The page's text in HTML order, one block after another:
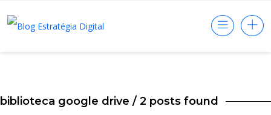
biblioteca google drive / 2 posts found